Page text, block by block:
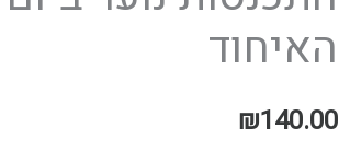
האיחוד
₪140.00